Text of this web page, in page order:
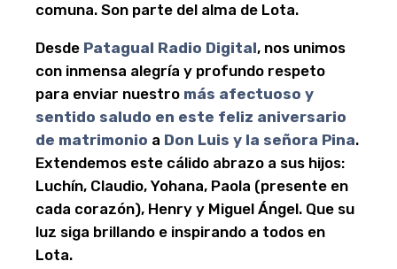
comuna. Son parte del alma de Lota.
Desde Patagual Radio Digital, nos unimos
con inmensa alegría y profundo respeto
para enviar nuestro más afectuoso y
sentido saludo en este feliz aniversario
de matrimonio a Don Luis y la señora Pina.
Extendemos este cálido abrazo a sus hijos:
Luchín, Claudio, Yohana, Paola (presente en
cada corazón), Henry y Miguel Ángel. Que su
luz siga brillando e inspirando a todos en
Lota.